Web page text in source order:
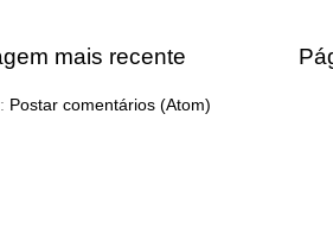
mais recente
Postar comentários (Atom)